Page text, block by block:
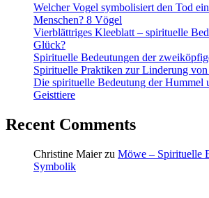
Welcher Vogel symbolisiert den Tod
Menschen? 8 Vögel
Vierblättriges Kleeblatt – spirituelle
Glück?
Spirituelle Bedeutungen der
Spirituelle Praktiken zur Linderung
Die spirituelle Bedeutung der Hummel
Geisttiere
Recent Comments
Christine Maierzu Möwe – Spirituelle
Symbolik